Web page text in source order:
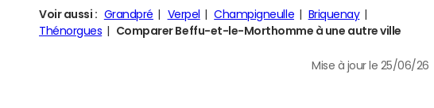
Voir aussi : Grandpré Verpel Champigneulle
Briquenay
Thénorgues
Comparer Beffu-et-le-Morthomme à une autre ville
Mise à jour le 25/06/26